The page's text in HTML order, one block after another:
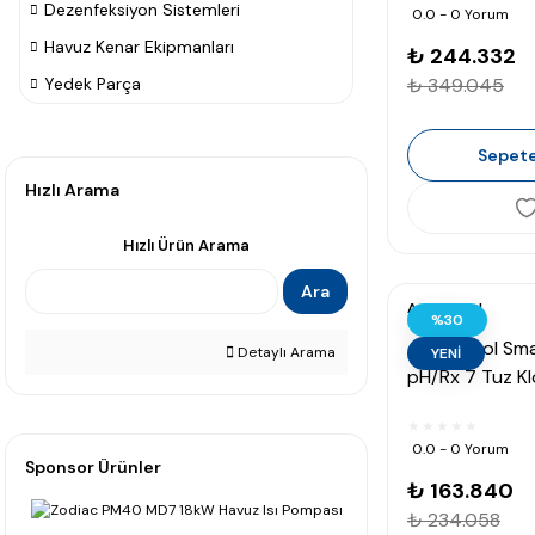
Dezenfeksiyon Sistemleri
Havuz Kenar Ekipmanları
Yedek Parça
Hızlı Arama
Hızlı Ürün Arama
Ara
Detaylı Arama
Sponsor Ürünler
0.0 - 0 Yorum
₺ 244.332
₺ 349.045
%30
YENİ
Astralpool
AstralPool
pH/Rx 7 Tuz
0.0 - 0 Yorum
₺ 163.840
₺ 234.058